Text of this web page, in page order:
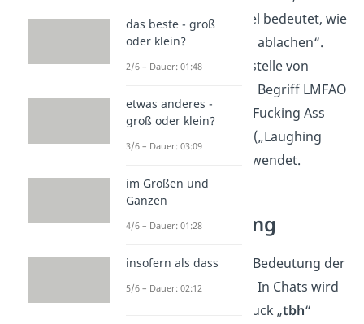
übersetzt so viel bedeutet, wie
„sich den Arsch ablachen“.
Häufig wird anstelle von
LMAO auch der Begriff LMFAO
(„Laughing My Fucking Ass
Off“) oder LOL („Laughing
Out Loud“) verwendet.
tbh Abkürzung
Nun kennst du die Bedeutung der
Abkürzung „lmao“. In Chats wird
oft auch der Ausdruck „tbh“
das beste - groß
oder klein?
2/6 – Dauer: 01:48
etwas anderes -
groß oder klein?
3/6 – Dauer: 03:09
im Großen und
Ganzen
4/6 – Dauer: 01:28
insofern als dass
5/6 – Dauer: 02:12